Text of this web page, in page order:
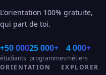
L'orientation 100% gratuite,
qui part de toi.
+50 000
étudiants
25 000+
programmes
4 000+
métiers
ORIENTATION
EXPLORER